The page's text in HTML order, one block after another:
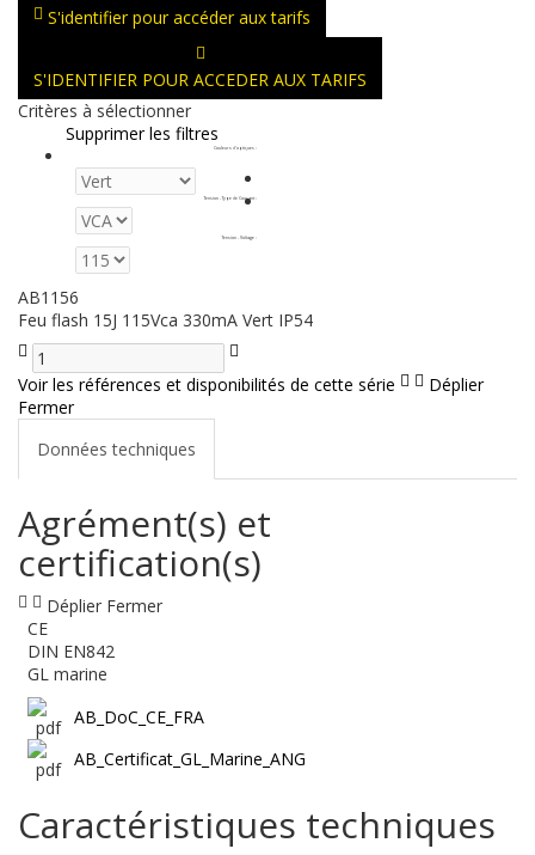
S'identifier pour accéder aux tarifs
S'IDENTIFIER POUR ACCEDER AUX TARIFS
Critères à sélectionner
Supprimer les filtres
Couleurs d'optiques :
Tension - Type de Courant :
Tension - Voltage :
AB1156
Feu flash 15J 115Vca 330mA Vert IP54
Voir les références et disponibilités de cette série
Déplier
Fermer
Données techniques
Agrément(s) et
certification(s)
Déplier Fermer
CE
DIN EN842
GL marine
AB_DoC_CE_FRA
AB_Certificat_GL_Marine_ANG
Caractéristiques techniques